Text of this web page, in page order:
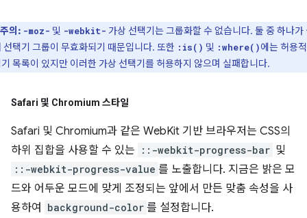
주의: -moz- 및 -webkit- 가상 선택기는 그룹화할 수 없습니다. 둘 중 하나가
선택기 그룹이 무효화되기 때문입니다. 또한 :is() 및 :where()에는 허용
목록이 있지만 이러한 가상 선택기를 허용하지 않으며 실패합니다.
Safari 및 Chromium 스타일
Safari 및 Chromium과 같은 WebKit 기반 브라우저는 CSS의
하위 집합을 사용할 수 있는
::-webkit-progress-bar 및
::-webkit-progress-value 를 노출합니다. 지금은 밝은 모
드와 어두운 모드에 맞게 조정되는 앞에서 만든 맞춤 속성을 사
용하여
background-color 를 설정합니다.